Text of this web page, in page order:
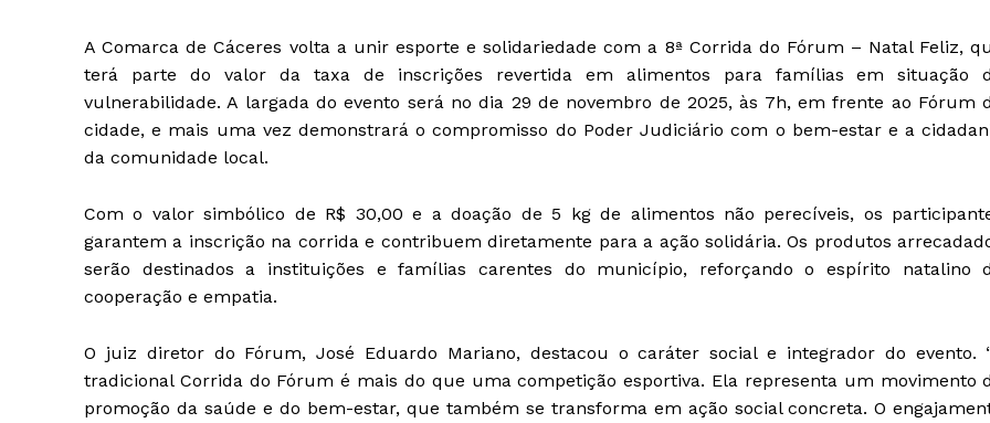
A Comarca de Cáceres volta a unir esporte e solidariedade com a 8ª Corrida do Fórum – Natal Feliz,
terá parte do valor da taxa de inscrições revertida em alimentos para famílias em situação
vulnerabilidade. A largada do evento será no dia 29 de novembro de 2025, às 7h, em frente ao Fórum
cidade, e mais uma vez demonstrará o compromisso do Poder Judiciário com o bem-estar e a
da comunidade local.
Com o valor simbólico de R$ 30,00 e a doação de 5 kg de alimentos não perecíveis, os
garantem a inscrição na corrida e contribuem diretamente para a ação solidária. Os produtos
serão destinados a instituições e famílias carentes do município, reforçando o espírito natalino
cooperação e empatia.
O juiz diretor do Fórum, José Eduardo Mariano, destacou o caráter social e integrador do evento.
tradicional Corrida do Fórum é mais do que uma competição esportiva. Ela representa um movimento
promoção da saúde e do bem-estar, que também se transforma em ação social concreta. O